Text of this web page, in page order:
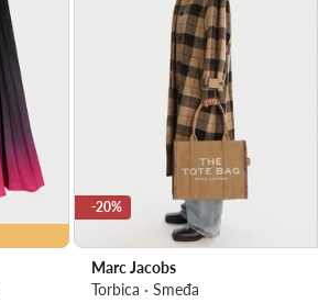
-20%
Marc Jacobs
Torbica · Smeđa